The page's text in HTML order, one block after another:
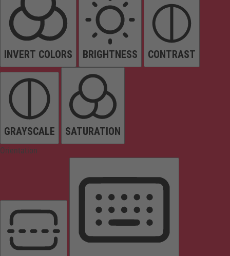
INVERT COLORS BRIGHTNESS CONTRAST
GRAYSCALE SATURATION
Orientation